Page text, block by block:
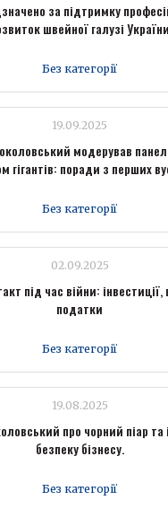
за підтримку
швейної галузі України
Без категорії
19.09.2025
модерував
гігантів: поради з перших
Без категорії
02.09.2025
під час війни:
податки
Без категорії
19.08.2025
про чорний піар та
безпеку бізнесу.
Без категорії